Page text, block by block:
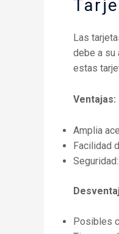
Las
debe a su
estas
Ventajas:
Amplia
Facilidad
Posibles